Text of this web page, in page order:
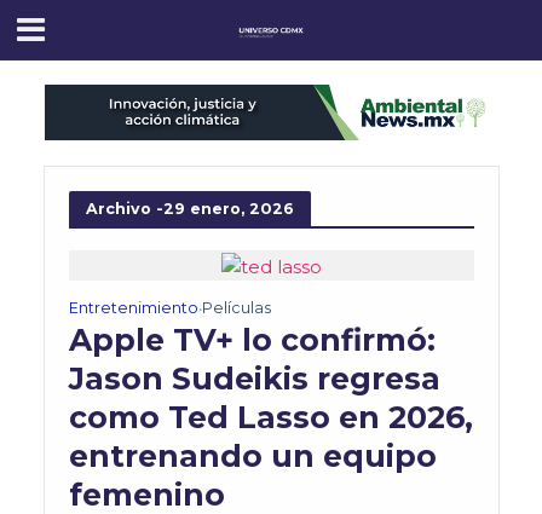
Archivo -29 enero, 2026
Entretenimiento•Películas
Apple TV+ lo confirmó:
Jason Sudeikis regresa
como Ted Lasso en 2026,
entrenando un equipo
femenino